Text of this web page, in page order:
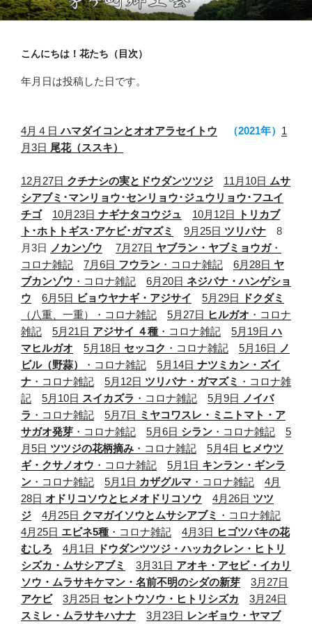
コ
ン
茅ヶ崎郷土会
こんにちは！花たち（目次）
年月日は投稿した日です。
4月４日ハマダイコンとオオアラセイトウ （2021年） 1
月3日 尾花（ススキ）
12月27日 クチナシの実とドウダンツツジ 11月10日 ムサ
シアブミ･マンリョウ･センリョウ･ジュウリョウ･フユイ
チゴ
10月23日 ナギナタコウジュ 10月12日
トリカブ
ト･ホトトギス･アケビ･ガマズミ
9月25日 ツリバナ 8
月3日 ノカンゾウ 7月27日 ヤブラン・ヤブミョウガ・
コロナ雑記
7月6日 フウラン ・コロナ雑記 6月28日 ヤ
ブカンゾウ ・コロナ雑記 6月20日 ネジバナ・ハンゲショ
ウ
6月5日 ビョウヤナギ・アジサイ 5月29日
ドクダミ
（八重、一重）・コロナ雑記
5月27日 ヒルガオ ・コロナ
雑記
5月21日 アジサイ ４種 ・コロナ雑記 5月19日ハ
マヒルガオ
5月18日 セッコク ・コロナ雑記 5月16日 ノ
ビル（野蒜）
・コロナ雑記 5月14日 ナツミカン・ズイ
ナ ・コロナ雑記 5月12日 ツリバナ・ガマズミ ・コロナ雑
記
5月10日 スイカズラ ・コロナ雑記 5月9日 ノイバ
ラ ・コロナ雑記 5月7日 ミヤコワスレ・ミニトマト・ア
サガオ発芽 ・コロナ雑記 5月6日 シラン ・コロナ雑記
5
月5日 ツツジの花柄摘み ・コロナ雑記 5月4日 ヒメウツ
ギ・クサノオウ ・コロナ雑記 5月1日 キンラン・ギンラ
ン ・コロナ雑記 5月1日 カザグルマ ・コロナ雑記
4月
28日 オドリコソウとヒメオドリコソウ 4月26日 ツツ
ジ
4月25日 クマガイソウとムサシアブミ ・コロナ雑記
4月25日 エビネ5種 ・コロナ雑記 4月3日 ヒゴツバキの花
むしろ
4月1日
ドウダンツツジ・ハッカクレン・ヒトリ
シズカ・ムサシアブミ
3月31日 アオキ・アセビ・イカリ
ソウ・ムラサキケマン・名前不明のシダの新芽
3月27日
アケビ
3月25日 セントウソウ・ヒトリシズカ
3月24日
スミレ・ムラサキハナナ
3月23日 レンギョウ・ヤマブ